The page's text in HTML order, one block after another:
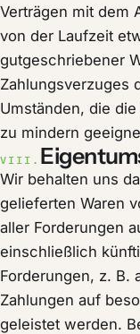
Verträgen mit dem
von der Laufzeit
gutgeschriebener
Zahlungsverzuges
Umständen, die
zu mindern
VIII.
Wir behalten uns
gelieferten Waren
aller Forderungen
einschließlich
Forderungen, z. B.
Zahlungen auf
geleistet werden.